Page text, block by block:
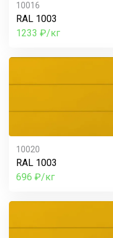
10016
RAL 1003
1233 ₽/кг
10020
RAL 1003
696 ₽/кг